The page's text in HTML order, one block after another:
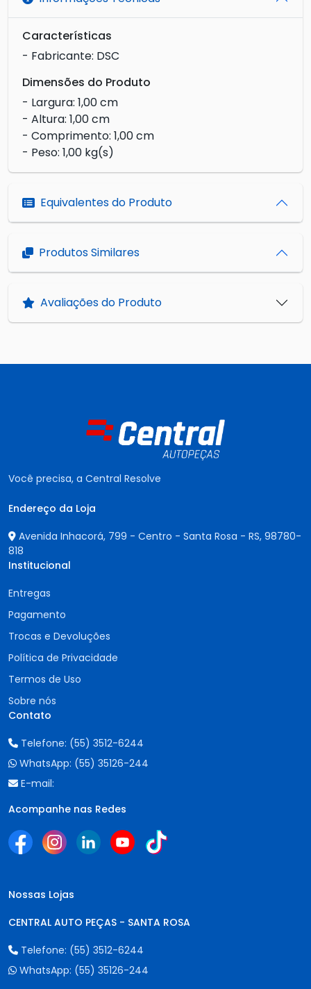
Características
- Fabricante: DSC
Dimensões do Produto
- Largura: 1,00 cm
- Altura: 1,00 cm
- Comprimento: 1,00 cm
- Peso: 1,00 kg(s)
Equivalentes do Produto
Produtos Similares
Avaliações do Produto
Você precisa, a Central Resolve
Endereço da Loja
Avenida Inhacorá, 799 - Centro - Santa Rosa - RS, 98780-
818
Institucional
Entregas
Pagamento
Trocas e Devoluções
Política de Privacidade
Termos de Uso
Sobre nós
Contato
Telefone: (55) 3512-6244
WhatsApp: (55) 35126-244
E-mail:
Acompanhe nas Redes
Nossas Lojas
CENTRAL AUTO PEÇAS - SANTA ROSA
Telefone: (55) 3512-6244
WhatsApp: (55) 35126-244